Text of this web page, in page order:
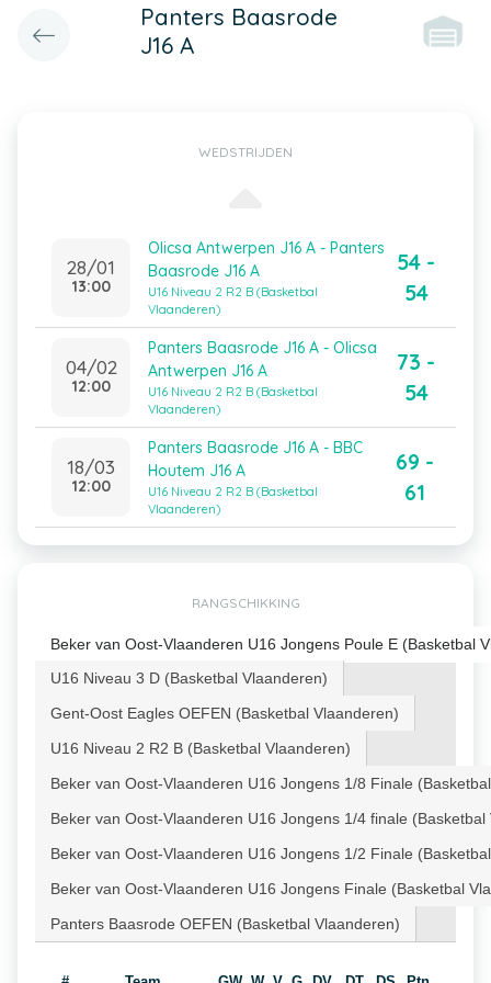
Panters Baasrode
J16 A
WEDSTRIJDEN
28/01
13:00
Olicsa Antwerpen J16 A - Panters
Baasrode J16 A
U16 Niveau 2 R2 B (Basketbal
Vlaanderen)
54 -
54
04/02
12:00
Panters Baasrode J16 A - Olicsa
Antwerpen J16 A
U16 Niveau 2 R2 B (Basketbal
Vlaanderen)
73 -
54
18/03
12:00
Panters Baasrode J16 A - BBC
Houtem J16 A
U16 Niveau 2 R2 B (Basketbal
Vlaanderen)
69 -
61
RANGSCHIKKING
Beker van Oost-Vlaanderen U16 Jongens Poule E (Basketbal
U16 Niveau 3 D (Basketbal Vlaanderen)
Gent-Oost Eagles OEFEN (Basketbal Vlaanderen)
U16 Niveau 2 R2 B (Basketbal Vlaanderen)
Beker van Oost-Vlaanderen U16 Jongens 1/8 Finale
Beker van Oost-Vlaanderen U16 Jongens 1/4 finale (Basketbal
Beker van Oost-Vlaanderen U16 Jongens 1/2 Finale
Beker van Oost-Vlaanderen U16 Jongens Finale (Basketbal
Panters Baasrode OEFEN (Basketbal Vlaanderen)